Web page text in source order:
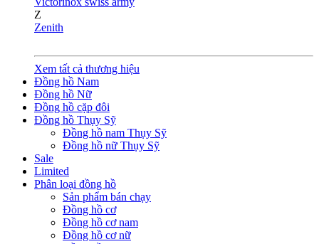
Z
Zenith
Xem tất cả thương hiệu
Đồng hồ Nam
Đồng hồ Nữ
Đồng hồ cặp đôi
Đồng hồ Thụy Sỹ
Đồng hồ nam Thụy Sỹ
Đồng hồ nữ Thụy Sỹ
Sale
Limited
Phân loại đồng hồ
Sản phẩm bán chạy
Đồng hồ cơ
Đồng hồ cơ nam
Đồng hồ cơ nữ